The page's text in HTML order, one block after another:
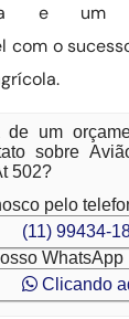
e um
com o
de um
sobre
502?
pelo
(11) 99434-
WhatsApp
Clicando